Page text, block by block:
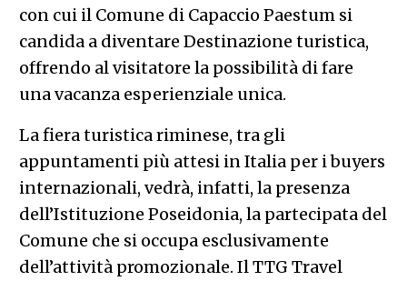
con cui il Comune di Capaccio Paestum si
candida a diventare Destinazione turistica,
offrendo al visitatore la possibilità di fare
una vacanza esperienziale unica.
La fiera turistica riminese, tra gli
appuntamenti più attesi in Italia per i buyers
internazionali, vedrà, infatti, la presenza
dell’Istituzione Poseidonia, la partecipata del
Comune che si occupa esclusivamente
dell’attività promozionale. Il TTG Travel